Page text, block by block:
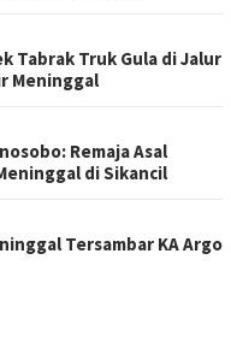
Tabrak Truk Gula di Jalur
Meninggal
Remaja Asal
di Sikancil
Tersambar KA Argo